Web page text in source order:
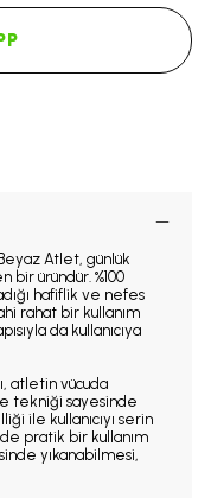
Beyaz Atlet, günlük
bir üründür. %100
hafiflik ve nefes
rahat bir kullanım
da kullanıcıya
atletin vücuda
tekniği sayesinde
ile kullanıcıyı serin
pratik bir kullanım
yıkanabilmesi,